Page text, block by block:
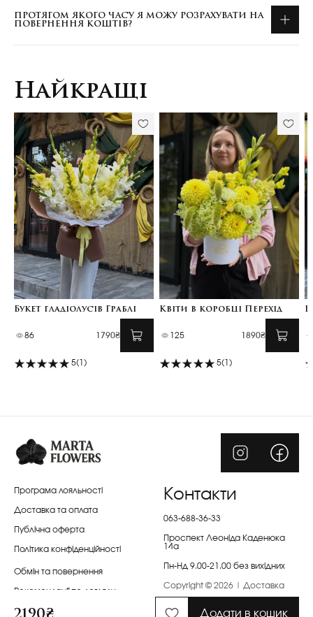
Додати в кошик
ПРОТЯГОМ ЯКОГО ЧАСУ Я МОЖУ РОЗРАХУВАТИ НА
ПОВЕРНЕННЯ КОШТІВ?
Найкращі
Букет гладіолусів Граблі
86 1790₴
5(1)
Квіти в коробці Перехід
125 1890₴
5(1)
Програма лояльності
Доставка та оплата
Публічна оферта
Політика конфіденційності
Обмін та повернення
Рекомендації по догляду
Заміна квітів
Контакти
063-688-36-33
Проспект Леоніда Каденюка
14а
Пн-Нд 9.00-21.00 без вихідних
Copyright © 2026 | Доставка